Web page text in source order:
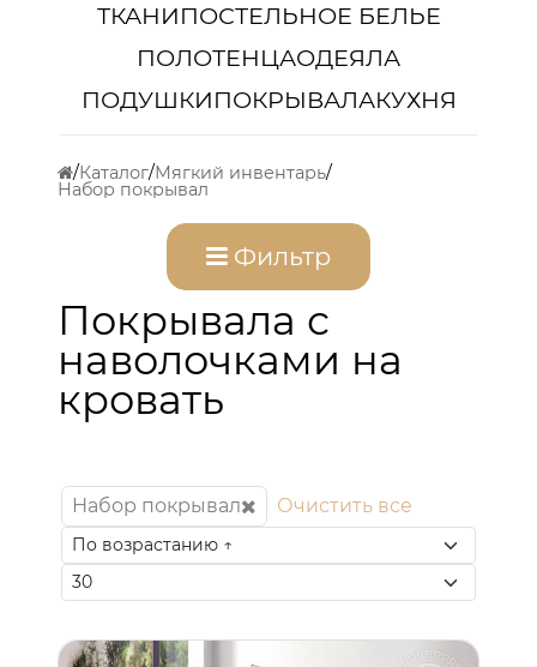
ТКАНИПОСТЕЛЬНОЕ БЕЛЬЕ
ПОЛОТЕНЦАОДЕЯЛА
ПОДУШКИПОКРЫВАЛАКУХНЯ
Каталог Мягкий инвентарь
Набор покрывал
Фильтр
Покрывала с
наволочками на
кровать
Набор покрывал Очистить все